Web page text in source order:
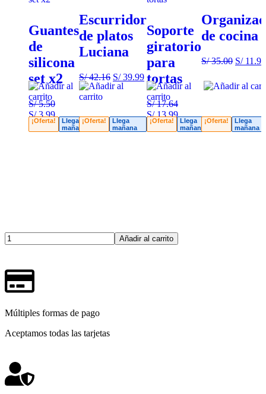
¡Oferta!
Llega
mañana
Guantes
de
silicona
set x2
S/5.50
S/3.99
¡Oferta!
Llega
mañana
Escurridor
de platos
Luciana
S/42.16 S/39.99
¡Oferta!
Llega
mañana
Soporte
giratorio
para
tortas
S/17.64
S/13.99
¡Oferta!
Llega
mañana
de cocina
S/35.00 S/11.99
Añadir al carrito
Múltiples formas de pago
Aceptamos todas las tarjetas